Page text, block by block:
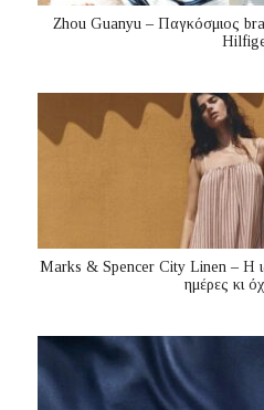
Zhou Guanyu – Παγκόσμιος
Marks & Spencer City Linen – Η
ημέρες κι